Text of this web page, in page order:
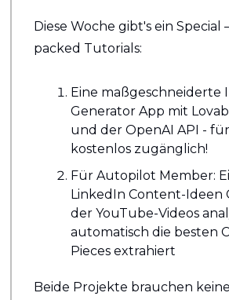
Diese Woche gibt's ein Special
packed Tutorials:
Eine maßgeschneiderte
Generator App mit
und der OpenAI API -
kostenlos zugänglich!
Für Autopilot Member:
LinkedIn Content-Ideen
der YouTube-Videos
automatisch die besten
Pieces extrahiert
Beide Projekte brauchen